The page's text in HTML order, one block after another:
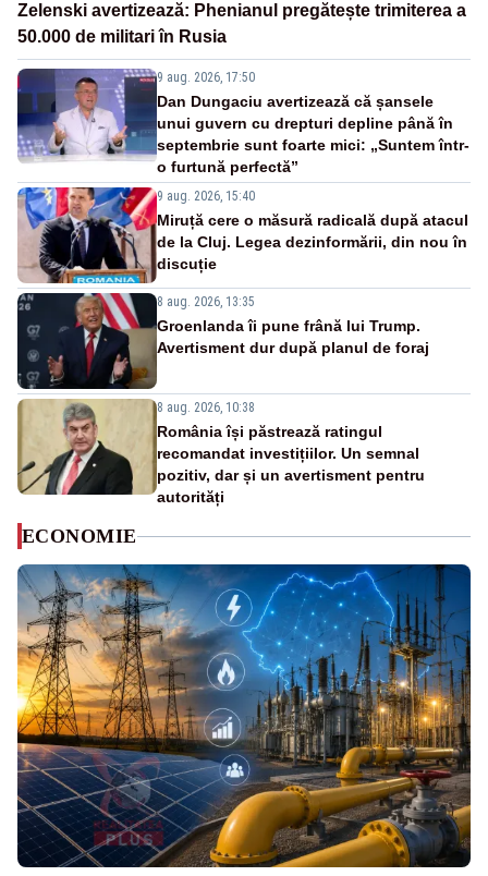
Zelenski avertizează: Phenianul pregătește trimiterea a
50.000 de militari în Rusia
9 aug. 2026, 17:50
Dan Dungaciu avertizează că șansele
unui guvern cu drepturi depline până în
septembrie sunt foarte mici: „Suntem într-
o furtună perfectă”
9 aug. 2026, 15:40
Miruță cere o măsură radicală după atacul
de la Cluj. Legea dezinformării, din nou în
discuție
8 aug. 2026, 13:35
Groenlanda îi pune frână lui Trump.
Avertisment dur după planul de foraj
8 aug. 2026, 10:38
România își păstrează ratingul
recomandat investițiilor. Un semnal
pozitiv, dar și un avertisment pentru
autorități
ECONOMIE